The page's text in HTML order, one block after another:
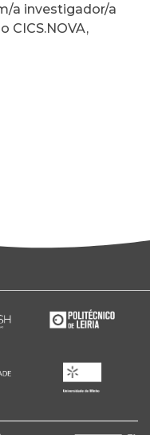
a investigador/a
CICS.NOVA,